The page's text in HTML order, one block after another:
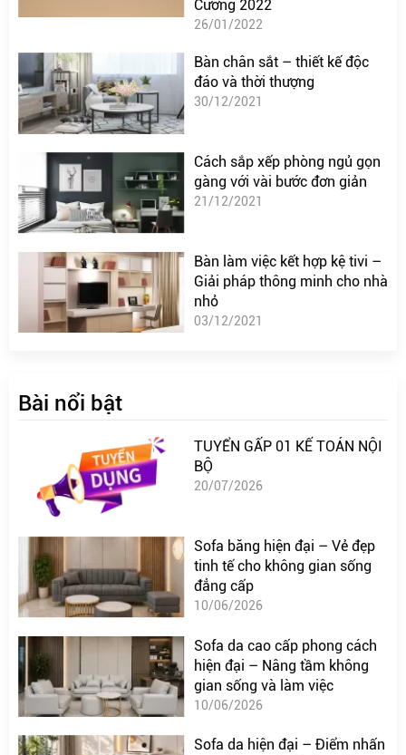
Cường 2022
26/01/2022
Bàn chân sắt – thiết kế độc
đáo và thời thượng
30/12/2021
Cách sắp xếp phòng ngủ gọn
gàng với vài bước đơn giản
21/12/2021
Bàn làm việc kết hợp kệ tivi –
Giải pháp thông minh cho nhà
nhỏ
03/12/2021
Bài nổi bật
TUYỂN GẤP 01 KẾ TOÁN NỘI
BỘ
20/07/2026
Sofa băng hiện đại – Vẻ đẹp
tinh tế cho không gian sống
đẳng cấp
10/06/2026
Sofa da cao cấp phong cách
hiện đại – Nâng tầm không
gian sống và làm việc
10/06/2026
Sofa da hiện đại – Điểm nhấn